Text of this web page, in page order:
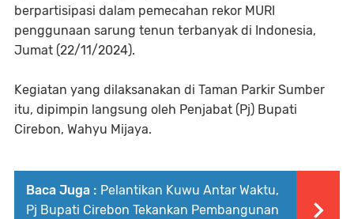
berpartisipasi dalam pemecahan rekor MURI
penggunaan sarung tenun terbanyak di Indonesia,
Jumat (22/11/2024).
Kegiatan yang dilaksanakan di Taman Parkir Sumber
itu, dipimpin langsung oleh Penjabat (Pj) Bupati
Cirebon, Wahyu Mijaya.
Baca Juga : Pelantikan Kuwu Antar Waktu,
Pj Bupati Cirebon Tekankan Pembangunan